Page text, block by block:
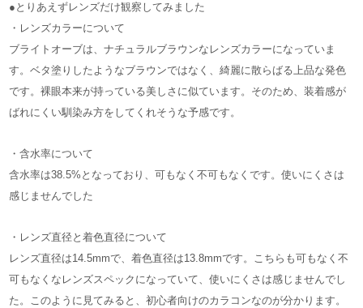
●とりあえずレンズだけ観察してみました
・レンズカラーについて
ブライトオーブは、ナチュラルブラウンなレンズカラーになっていま
す。ベタ塗りしたようなブラウンではなく、綺麗に散らばる上品な発色
です。裸眼本来が持っている美しさに似ています。そのため、装着感が
ばれにくい馴染み方をしてくれそうな予感です。
・含水率について
含水率は38.5%となっており、可もなく不可もなくです。使いにくさは
感じませんでした
・レンズ直径と着色直径について
レンズ直径は14.5mmで、着色直径は13.8mmです。こちらも可もなく不
可もなくなレンズスペックになっていて、使いにくさは感じませんでし
た。このように見てみると、初心者向けのカラコンなのが分かります。